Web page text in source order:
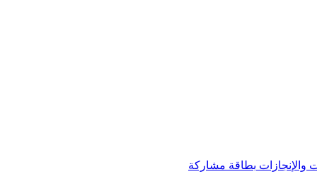
والإنجازات بطاقة مشاركة